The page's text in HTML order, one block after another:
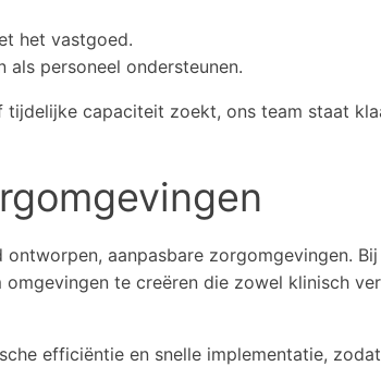
het vastgoed.
personeel ondersteunen.
capaciteit zoekt, ons team staat
aanpasbare zorgomgevingen.
te creëren die zowel klinisch
efficiëntie en snelle implementatie,